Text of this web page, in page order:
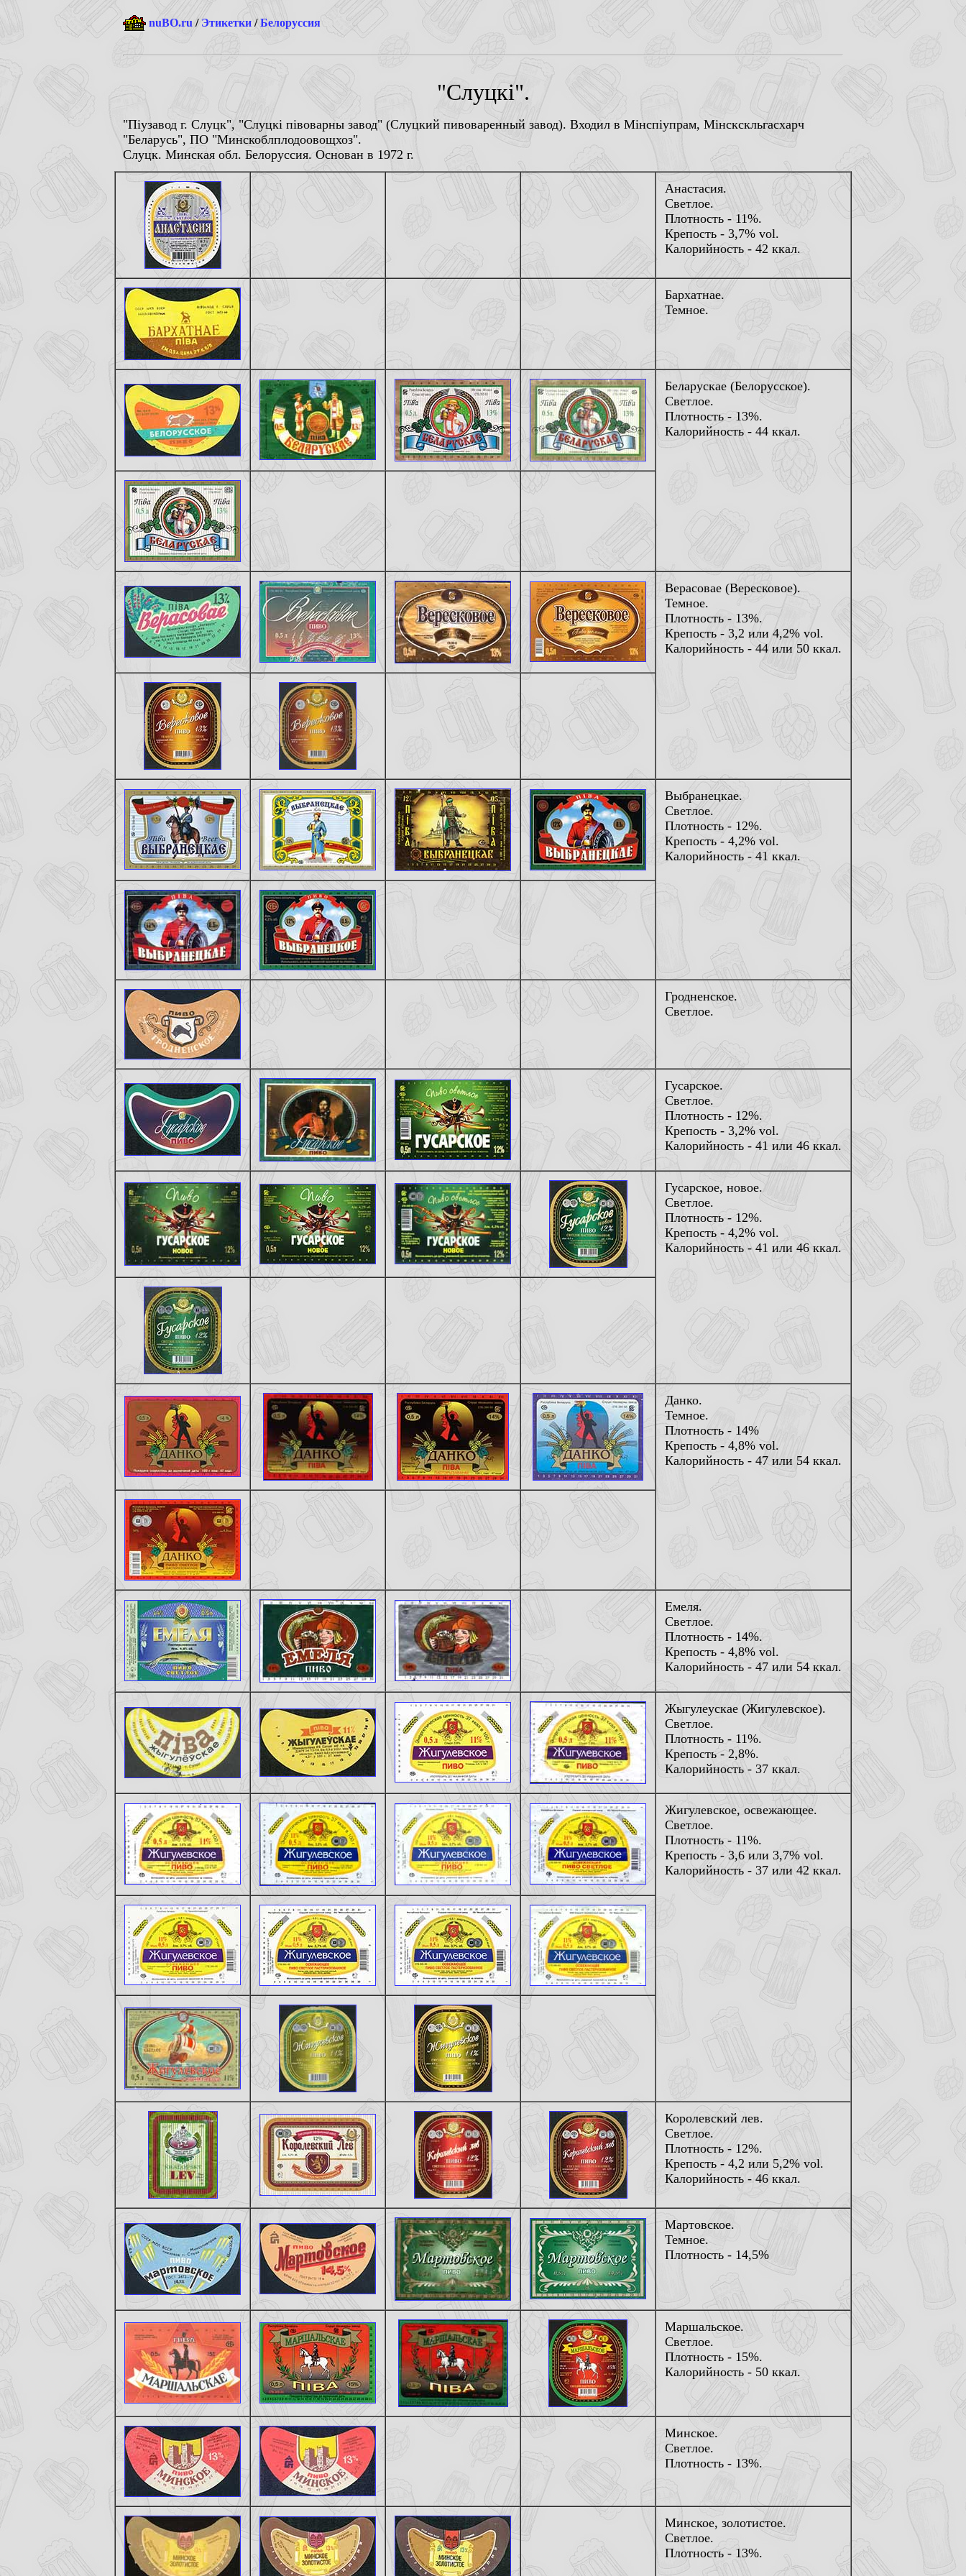
nuBO.ru / Этикетки /Белоруссия
"Слуцкi".
"Пiузавод г. Слуцк", "Слуцкi пiвоварны завод" (Слуцкий пивоваренный завод). Входил в Мiнспiупрам, Мiнскскльгасхарч
"Беларусь", ПО "Минскоблплодоовощхоз".
Слуцк. Минская обл. Белоруссия. Основан в 1972 г.
Анастасия.
Светлое.
Плотность - 11%.
Крепость - 3,7% vol.
Калорийность - 42 ккал.
Бархатнае.
Темное.
Беларускае (Белорусское).
Светлое.
Плотность - 13%.
Калорийность - 44 ккал.
Верасовае (Вересковое).
Темное.
Плотность - 13%.
Крепость - 3,2 или 4,2% vol.
Калорийность - 44 или 50 ккал.
Выбранецкае.
Светлое.
Плотность - 12%.
Крепость - 4,2% vol.
Калорийность - 41 ккал.
Гродненское.
Светлое.
Гусарское.
Светлое.
Плотность - 12%.
Крепость - 3,2% vol.
Калорийность - 41 или 46 ккал.
Гусарское, новое.
Светлое.
Плотность - 12%.
Крепость - 4,2% vol.
Калорийность - 41 или 46 ккал.
Данко.
Темное.
Плотность - 14%
Крепость - 4,8% vol.
Калорийность - 47 или 54 ккал.
Емеля.
Светлое.
Плотность - 14%.
Крепость - 4,8% vol.
Калорийность - 47 или 54 ккал.
Жыгулеускае (Жигулевское).
Светлое.
Плотность - 11%.
Крепость - 2,8%.
Калорийность - 37 ккал.
Жигулевское, освежающее.
Светлое.
Плотность - 11%.
Крепость - 3,6 или 3,7% vol.
Калорийность - 37 или 42 ккал.
Королевский лев.
Светлое.
Плотность - 12%.
Крепость - 4,2 или 5,2% vol.
Калорийность - 46 ккал.
Мартовское.
Темное.
Плотность - 14,5%
Маршальское.
Светлое.
Плотность - 15%.
Калорийность - 50 ккал.
Минское.
Светлое.
Плотность - 13%.
Минское, золотистое.
Светлое.
Плотность - 13%.